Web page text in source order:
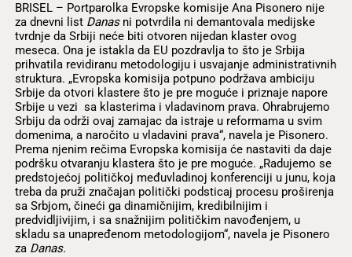
BRISEL – Portparolka Evropske komisije Ana Pisonero nije
za dnevni list Danasni potvrdila ni demantovala medijske
tvrdnje da Srbiji neće biti otvoren nijedan klaster ovog
meseca. Ona je istakla da EU pozdravlja to što je Srbija
prihvatila revidiranu metodologiju i usvajanje administrativnih
struktura. „Evropska komisija potpuno podržava ambiciju
Srbije da otvori klastere što je pre moguće i priznaje napore
Srbije u vezi sa klasterima i vladavinom prava. Ohrabrujemo
Srbiju da održi ovaj zamajac da istraje u reformama u svim
domenima, a naročito u vladavini prava“, navela je Pisonero.
Prema njenim rečima Evropska komisija će nastaviti da daje
podršku otvaranju klastera što je pre moguće. „Radujemo se
predstojećoj političkoj međuvladinoj konferenciji u junu, koja
treba da pruži značajan politički podsticaj procesu proširenja
sa Srbjom, čineći ga dinamičnijim, kredibilnijim i
predvidljivijim, i sa snažnijim političkim navođenjem, u
skladu sa unapređenom metodologijom“, navela je Pisonero
za Danas.